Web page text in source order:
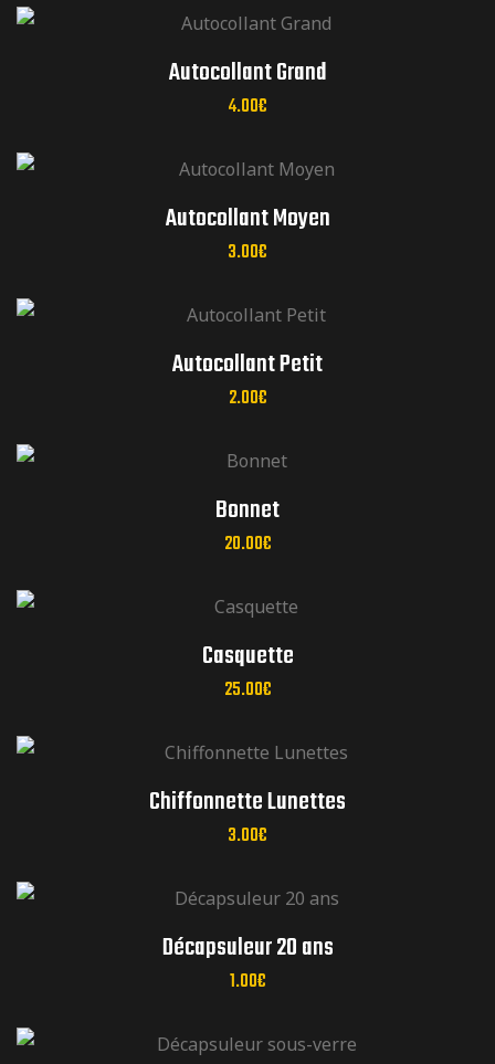
Autocollant Grand
4.00€
réunions mensuelles
Autocollant Moyen
3.00€
Autocollant Petit
2.00€
Bonnet
20.00€
Casquette
25.00€
Chiffonnette Lunettes
3.00€
Décapsuleur 20 ans
1.00€